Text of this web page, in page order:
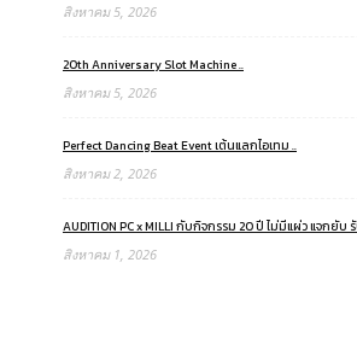
สิงหาคม 5, 2026
20th Anniversary Slot Machine ..
สิงหาคม 5, 2026
Perfect Dancing Beat Event เต้นแลกไอเทม ..
สิงหาคม 2, 2026
AUDITION PC x MILLI กับกิจกรรม 20 ปี ไม่มีแผ่ว แจกยับ
สิงหาคม 1, 2026